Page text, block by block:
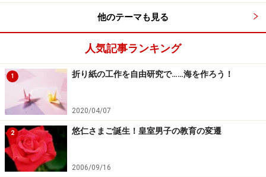
他のテーマも見る
人気記事ランキング
1 折り紙の工作を自由研究で……海を作ろう！
2020/04/07
2 悠仁さまご誕生！皇室男子の教育の変遷
2006/09/16